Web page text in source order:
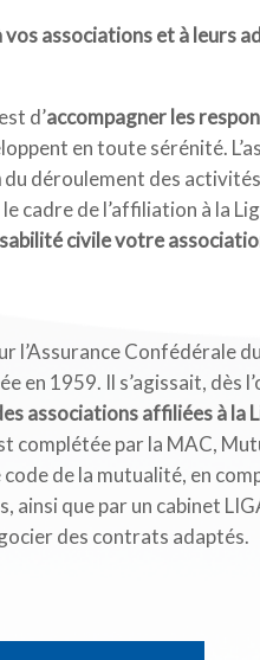
vos associations et à leurs
d’accompagner les
en toute sérénité.
du déroulement des
cadre de l’affiliation à la
civile votre
l’Assurance Confédérale
en 1959. Il s’agissait, dès
associations affiliées à la
complétée par la MAC,
de la mutualité, en
que par un cabinet
des contrats adaptés.